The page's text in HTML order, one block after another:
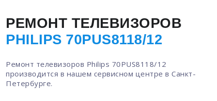
РЕМОНТ ТЕЛЕВИЗОРОВ
PHILIPS 70PUS8118/12
Ремонт телевизоров Philips 70PUS8118/12
производится в нашем сервисном центре в Санкт-
Петербурге.